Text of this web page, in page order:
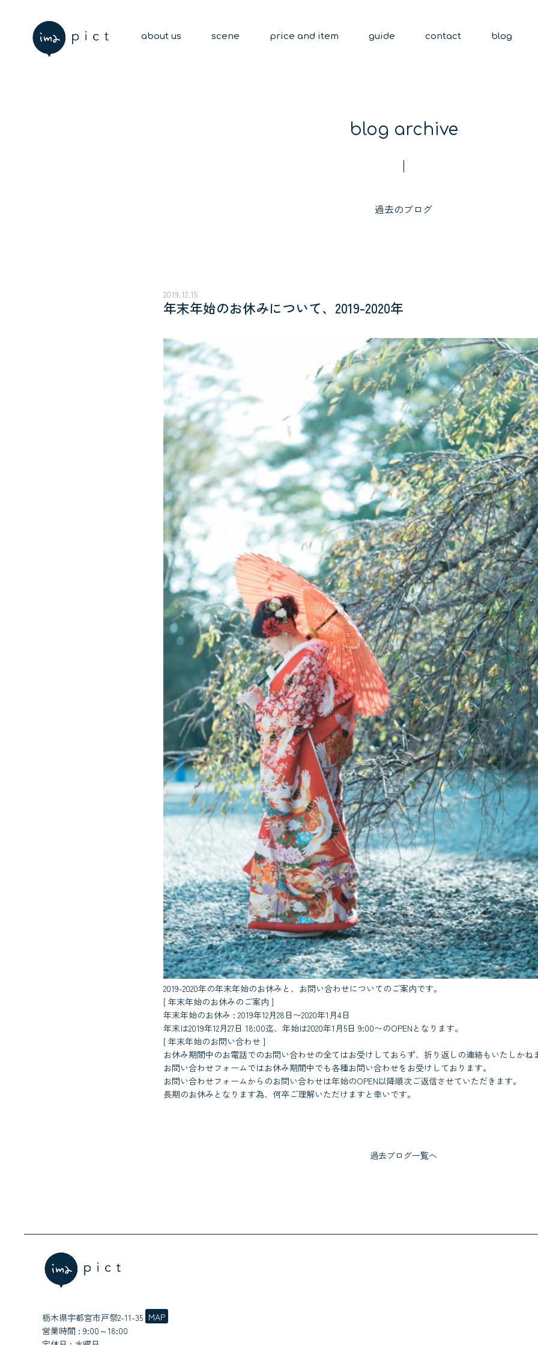
about us scene price and item guide contact blog
blog archive
過去のブログ
2019.12.15
年末年始のお休みについて、2019-2020年
2019-2020年の年末年始のお休みと、お問い合わせについてのご案内です。
[ 年末年始のお休みのご案内 ]
年末年始のお休み : 2019年12月28日〜2020年1月4日
年末は2019年12月27日 18:00迄、年始は2020年1月5日 9:00〜のOPENとなります。
[ 年末年始のお問い合わせ ]
お休み期間中のお電話でのお問い合わせの全てはお受けしておらず、折り返しの連絡もいたしかね
お問い合わせフォームではお休み期間中でも各種お問い合わせをお受けしております。
お問い合わせフォームからのお問い合わせは年始のOPEN以降順次ご返信させていただきます。
長期のお休みとなります為、何卒ご理解いただけますと幸いです。
過去ブログ一覧へ
栃木県宇都宮市戸祭2-11-35 MAP
営業時間 : 9:00～18:00